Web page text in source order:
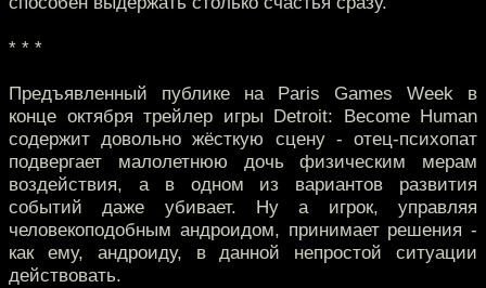
* * *
Предъявленный публике на Paris Games Week в
конце октября трейлер игры Detroit: Become Human
содержит довольно жёсткую сцену - отец-психопат
подвергает малолетнюю дочь физическим мерам
воздействия, а в одном из вариантов развития
событий даже убивает. Ну а игрок, управляя
человекоподобным андроидом, принимает решения -
как ему, андроиду, в данной непростой ситуации
действовать.